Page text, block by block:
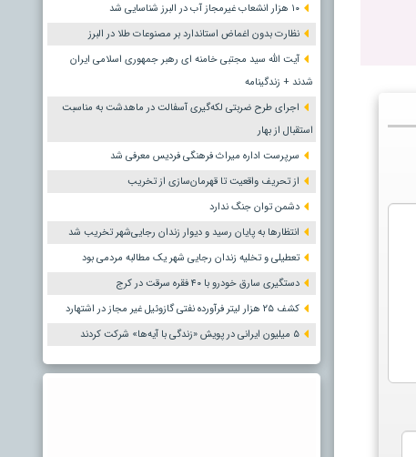
۱۰ هزار انشعاب غیرمجاز آب در البرز شناسایی شد
نظارت بدون اغماض استاندارد بر مصنوعات طلا در البرز
آیت الله سید مجتبی خامنه ای رهبر جمهوری اسلامی ایران
شدند + زندگینامه
اجرای طرح ضربتی لکه‌گیری آسفالت در ماهدشت به مناسبت
استقبال از بهار
سرپرست اداره میراث فرهنگی فردیس معرفی شد
از تحریف واقعیت تا قهرمان‌سازی از تخریب
دشمن توان جنگ ندارد
انتظارها به پایان رسید و دیوار زندان رجایی‌شهر تخریب شد
تعطیلی و تخلیه زندان رجایی شهر یک مطالبه مردمی بود
دستگیری سارق خودرو با ۴۰ فقره سرقت در کرج
کشف ۲۵ هزار لیتر فرآورده نفتی گازوئیل غیر مجاز در اشتهارد
۵ میلیون ایرانی در پویش «زندگی با آیه‌ها» شرکت کردند